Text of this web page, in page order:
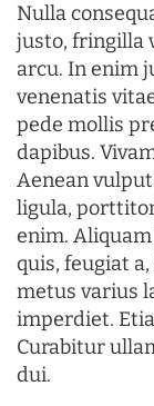
Nulla
justo, fringilla
arcu. In enim
venenatis
pede mollis
dapibus.
Aenean
ligula,
enim.
quis, feugiat
metus varius
imperdiet.
Curabitur
dui.